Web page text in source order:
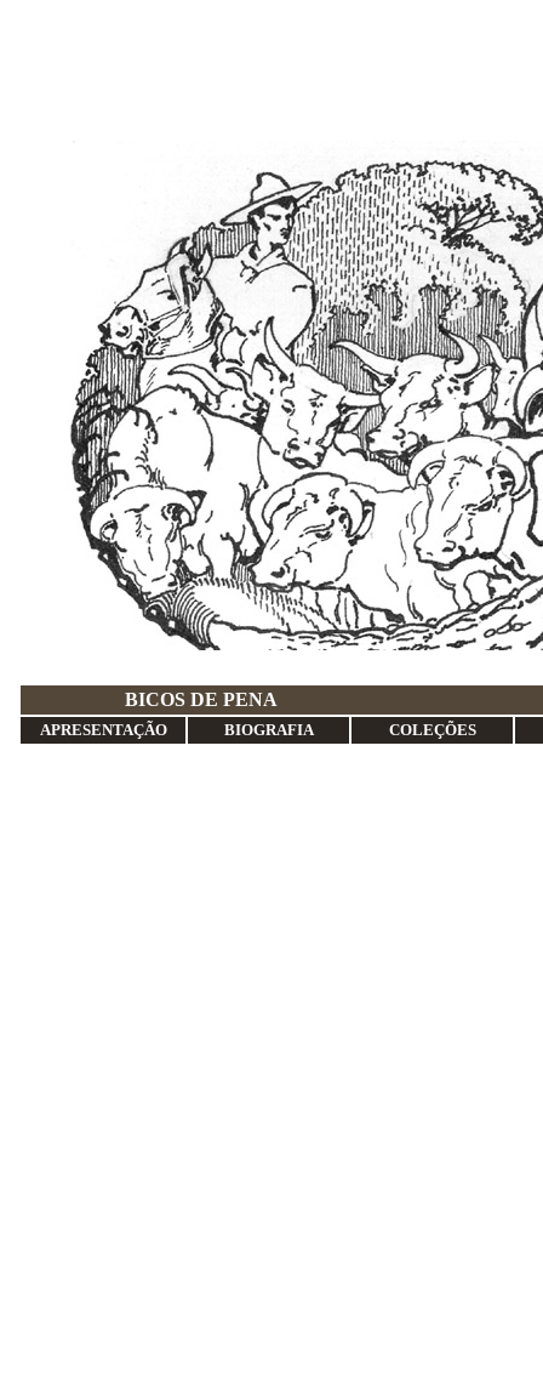
BICOS DE
APRESENTAÇÃO BIOGRAFIA COLEÇÕES